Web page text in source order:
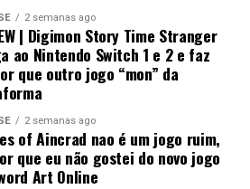
2 semanas ago
| Digimon Story Time Stranger
ao Nintendo Switch 1 e 2 e faz
que outro jogo “mon” da
2 semanas ago
of Aincrad nao é um jogo ruim,
que eu não gostei do novo jogo
Art Online